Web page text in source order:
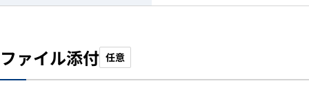
ファイル添付 任意